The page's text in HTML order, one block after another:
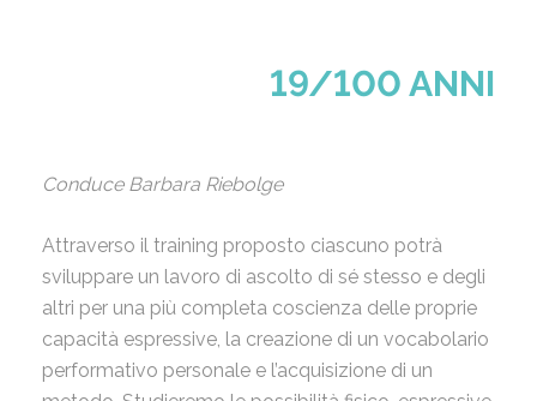
19/100 ANNI
Conduce Barbara Riebolge
Attraverso il training proposto ciascuno potrà
sviluppare un lavoro di ascolto di sé stesso e degli
altri per una più completa coscienza delle proprie
capacità espressive, la creazione di un vocabolario
performativo personale e l’acquisizione di un